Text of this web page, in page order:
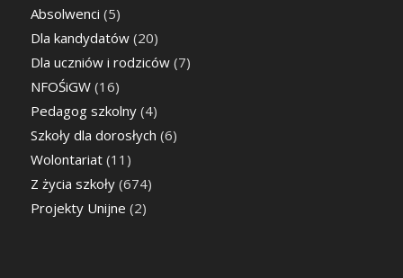
Absolwenci (5)
Dla kandydatów(20)
Dla uczniów i rodziców(7)
NFOŚiGW(16)
Pedagog szkolny(4)
Szkoły dla dorosłych (6)
Wolontariat(11)
Z życia szkoły(674)
Projekty Unijne (2)